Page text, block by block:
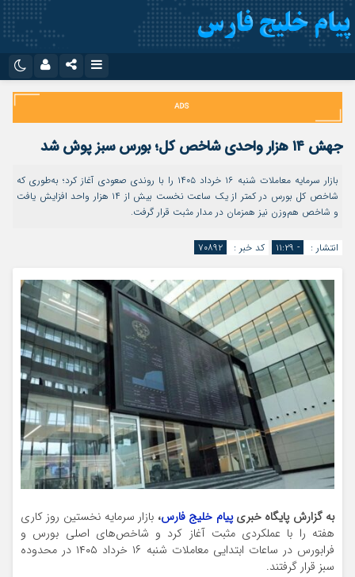
اینستاگرام
تلگرام
سروش
ایتا
اپلیکیشن
نام کاربری یا نشانی ایمیل
رمز عبور
مرا به خاطر بسپار
جهش ۱۴ هزار واحدی شاخص کل؛ بورس سبز پوش شد
بازار سرمایه معاملات شنبه ۱۶ خرداد ۱۴۰۵ را با روندی صعودی آغاز کرد؛ به‌طوری که
شاخص کل بورس در کمتر از یک ساعت نخست بیش از ۱۴ هزار واحد افزایش یافت
و شاخص هم‌وزن نیز همزمان در مدار مثبت قرار گرفت.
انتشار : - ۱۱:۲۹ کد خبر : ۷۰۸۹۲
به گزارش پایگاه خبریپیام خلیج فارس، بازار سرمایه نخستین روز کاری
هفته را با عملکردی مثبت آغاز کرد و شاخص‌های اصلی بورس و
فرابورس در ساعات ابتدایی معاملات شنبه ۱۶ خرداد ۱۴۰۵ در محدوده
سبز قرار گرفتند.